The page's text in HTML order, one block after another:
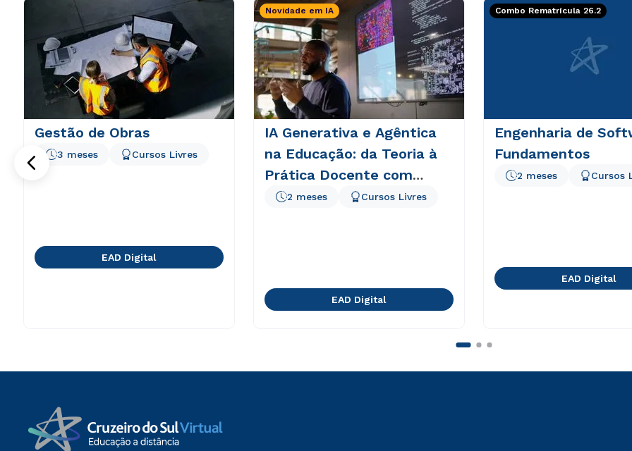
Gestão de Obras
3 meses Cursos Livres
EAD Digital
Novidade em IA
IA Generativa e Agêntica
na Educação: da Teoria à
Prática Docente com
TPACK e BNCC
2 meses Cursos Livres
EAD Digital
Combo Rematrícula 26.2
Engenharia de
Fundamentos
2 meses Cursos
EAD Digital
Estou de acordo com a Política de Privacidade.e
autorizo que meus dados sejam utilizados para o
envio de conteúdos da Cruzeiro do Sul.
Estou de acordo com a Política de Privacidade.e
autorizo que meus dados sejam utilizados para o
envio de conteúdos da Cruzeiro do Sul.